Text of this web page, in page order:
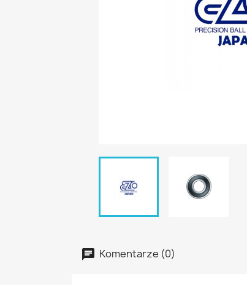
Komentarze (0)